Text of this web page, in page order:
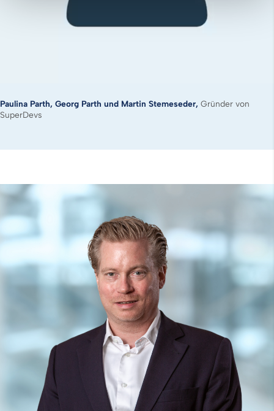
Paulina Parth, Georg Parth und Martin Stemeseder, Gründer von
SuperDevs